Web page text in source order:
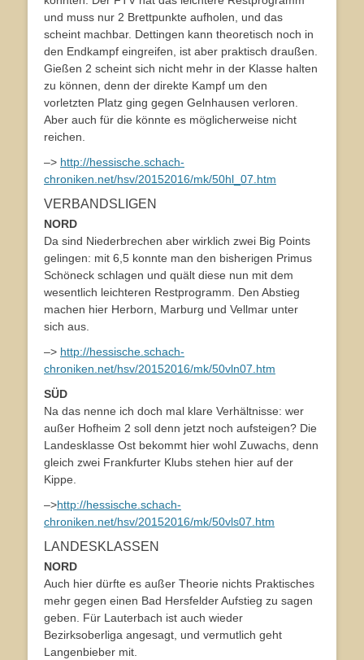
und muss nur 2 Brettpunkte aufholen, und das
scheint machbar. Dettingen kann theoretisch noch in
den Endkampf eingreifen, ist aber praktisch draußen.
Gießen 2 scheint sich nicht mehr in der Klasse halten
zu können, denn der direkte Kampf um den
vorletzten Platz ging gegen Gelnhausen verloren.
Aber auch für die könnte es möglicherweise nicht
reichen.
–> http://hessische.schach-
chroniken.net/hsv/20152016/mk/50hl_07.htm
VERBANDSLIGEN
NORD
Da sind Niederbrechen aber wirklich zwei Big Points
gelingen: mit 6,5 konnte man den bisherigen Primus
Schöneck schlagen und quält diese nun mit dem
wesentlich leichteren Restprogramm. Den Abstieg
machen hier Herborn, Marburg und Vellmar unter
sich aus.
–> http://hessische.schach-
chroniken.net/hsv/20152016/mk/50vln07.htm
SÜD
Na das nenne ich doch mal klare Verhältnisse: wer
außer Hofheim 2 soll denn jetzt noch aufsteigen? Die
Landesklasse Ost bekommt hier wohl Zuwachs, denn
gleich zwei Frankfurter Klubs stehen hier auf der
Kippe.
–>http://hessische.schach-
chroniken.net/hsv/20152016/mk/50vls07.htm
LANDESKLASSEN
NORD
Auch hier dürfte es außer Theorie nichts Praktisches
mehr gegen einen Bad Hersfelder Aufstieg zu sagen
geben. Für Lauterbach ist auch wieder
Bezirksoberliga angesagt, und vermutlich geht
Langenbieber mit.